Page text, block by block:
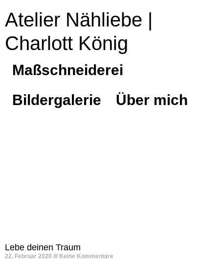
Atelier Nähliebe |
Charlott König
Maßschneiderei
Bildergalerie
Über mich
Lebe deinen Traum
22. Februar 2020 Keine Kommentare